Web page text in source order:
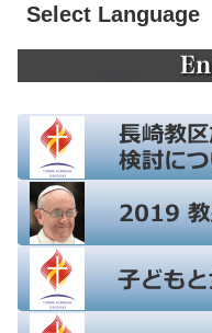
Select Language